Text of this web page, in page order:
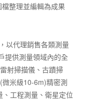
整理並編輯為成果
以代理銷售各類測量
提供測量領域內的全
射掃描儀、古蹟掃
米級10-6m)精密測
工程測量、衛星定位